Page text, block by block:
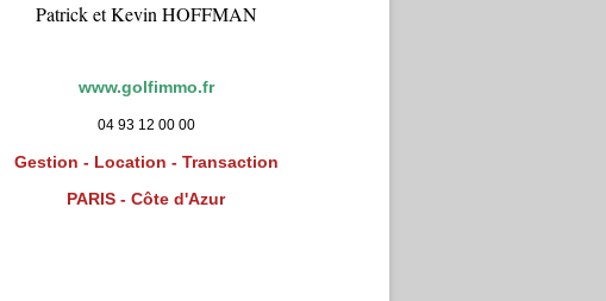
Patrick et Kevin HOFFMAN
www.golfimmo.fr
04 93 12 00 00
Gestion - Location - Transaction
PARIS - Côte d'Azur